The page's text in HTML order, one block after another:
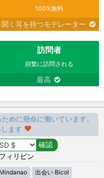
100%無料
聞く耳を持つモデレーター
訪問者
頻繁に訪問される
最高
めに懸命に働いています。
ます
ィリピン
出会い Bicol